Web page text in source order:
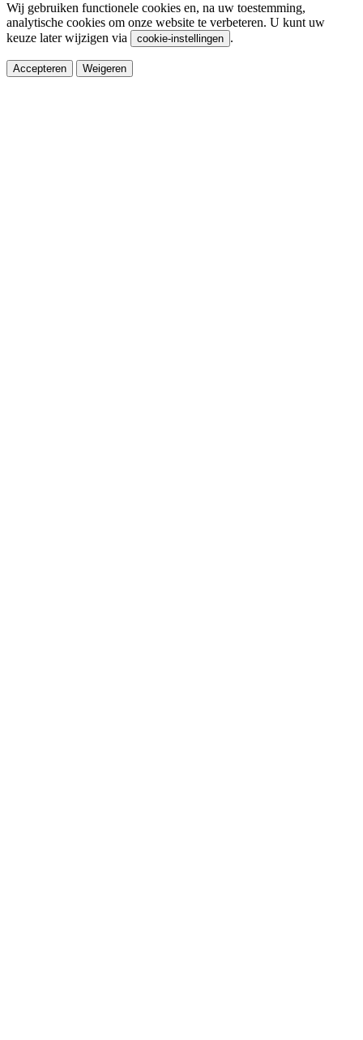
Wij gebruiken functionele cookies en, na uw toestemming,
analytische cookies om onze website te verbeteren. U kunt uw
keuze later wijzigen via
cookie-instellingen .
Accepteren Weigeren